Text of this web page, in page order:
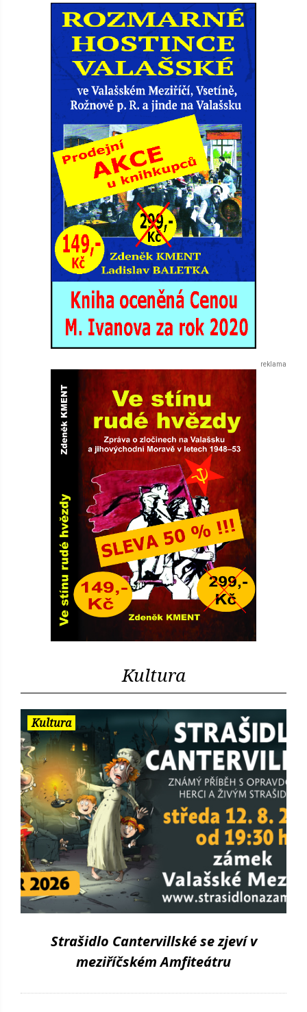
Kultura
Kultura
Strašidlo Cantervillské se zjeví v
meziříčském Amfiteátru